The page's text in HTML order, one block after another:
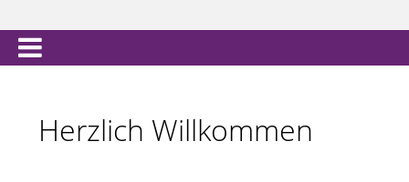
Herzlich Willkommen